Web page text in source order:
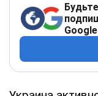
Google